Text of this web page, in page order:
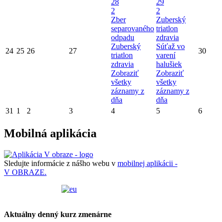
24 25 26 27
2
Zber
separovaného
odpadu
Zuberský
triatlon
zdravia
Zobraziť
všetky
záznamy z
dňa
2
Zuberský
triatlon
zdravia
Súťaž vo
varení
halušiek
Zobraziť
všetky
záznamy z
dňa
30
31 1 2 3 4 5 6
Mobilná aplikácia
Sledujte informácie z nášho webu v mobilnej aplikácii -
V OBRAZE.
Aktuálny denný kurz zmenárne